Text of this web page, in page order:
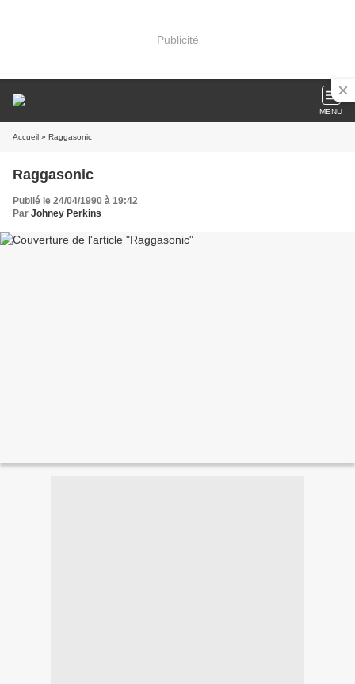
Publicité
MENU
Accueil » Raggasonic
Raggasonic
Publié le 24/04/1990 à 19:42
Par Johney Perkins